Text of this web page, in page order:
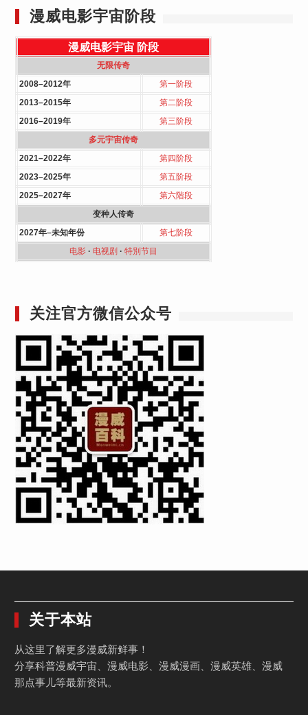
漫威电影宇宙阶段
漫威电影宇宙 阶段
无限传奇
2008–2012年
第一阶段
2013–2015年
第二阶段
2016–2019年
第三阶段
多元宇宙传奇
2021–2022年
第四阶段
2023–2025年
第五阶段
2025–2027年
第六階段
变种人传奇
2027年–未知年份
第七阶段
电影· 电视剧 · 特別节目
关注官方微信公众号
关于本站
从这里了解更多漫威新鲜事！
分享科普漫威宇宙、漫威电影、漫威漫画、漫威英雄、漫威
那点事儿等最新资讯。